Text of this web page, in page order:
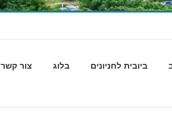
ביובית לחניונים בלוג צור קשר